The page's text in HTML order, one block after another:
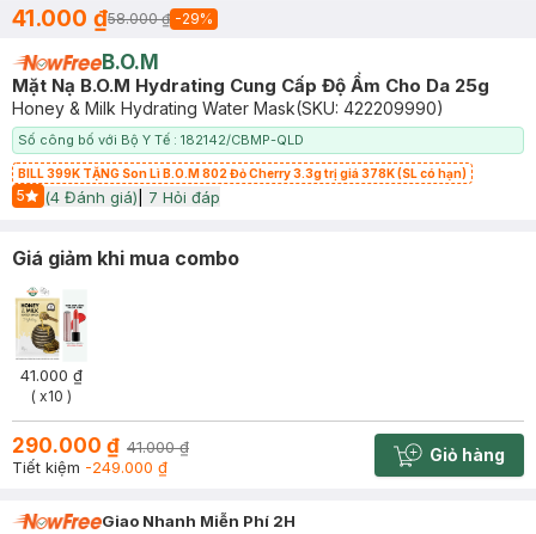
41.000 ₫58.000 ₫ -29%
B.O.M
Mặt Nạ B.O.M Hydrating Cung Cấp Độ Ẩm Cho Da 25g
Honey & Milk Hydrating Water Mask(SKU: 422209990)
Số công bố với Bộ Y Tế : 182142/CBMP-QLD
BILL 399K TẶNG Son Lì B.O.M 802 Đỏ Cherry 3.3g trị giá 378K (SL có hạn)
5
Start Icon
(4 Đánh giá) 7 Hỏi đáp
Giá giảm khi mua combo
41.000 ₫
( x10 )
290.000 ₫ 41.000 ₫
Tiết kiệm -249.000 ₫ Cart plus
Giỏ hàng
Giao Nhanh Miễn Phí 2H